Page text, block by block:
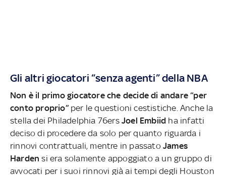
Gli altri giocatori “senza agenti” della NBA
Non è il primo giocatore che decide di andare “per
conto proprio”per le questioni cestistiche. Anche la
stella dei Philadelphia 76ers Joel Embiid ha infatti
deciso di procedere da solo per quanto riguarda i
rinnovi contrattuali, mentre in passato James
Harden si era solamente appoggiato a un gruppo di
avvocati per i suoi rinnovi già ai tempi degli Houston